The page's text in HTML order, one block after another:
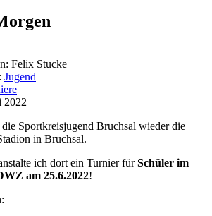
Felix Stucke
Jugend
2022
Sportkreisjugend Bruchsal wieder die
in Bruchsal.
ich dort ein Turnier fürSchüler im
am 25.6.2022!